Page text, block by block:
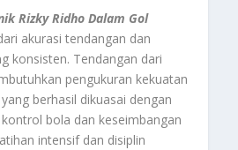
Rizky Ridho Dalam Gol
akurasi tendangan dan
konsisten. Tendangan dari
pengukuran kekuatan
berhasil dikuasai dengan
bola dan keseimbangan
intensif dan disiplin